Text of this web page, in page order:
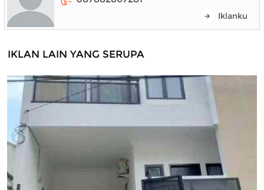
Iklanku
IKLAN LAIN YANG SERUPA